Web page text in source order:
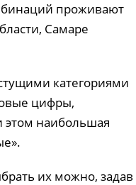
проживают
Самаре
категориями
цифры,
этом наибольшая
их можно, задав